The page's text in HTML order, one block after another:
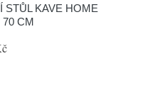
STŮL KAVE HOME
70 CM